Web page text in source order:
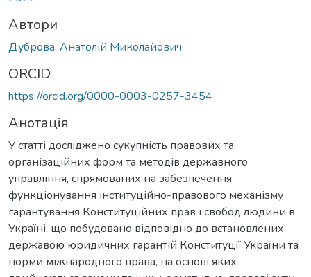
Автори
Дуброва, Анатолій Миколайович
ORCID
https://orcid.org/0000-0003-0257-3454
Анотація
У статті досліджено сукупність правових та
організаційних форм та методів державного
управління, спрямованих на забезпечення
функціонування інституційно-правового механізму
гарантування Конституційних прав і свобод людини в
Україні, що побудовано відповідно до встановлених
державою юридичних гарантій Конституції України та
норми міжнародного права, на основі яких